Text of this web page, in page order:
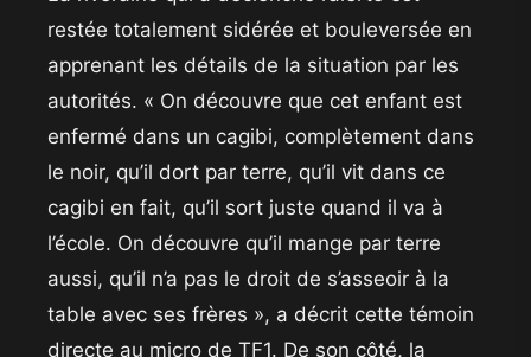
restée totalement sidérée et bouleversée en
apprenant les détails de la situation par les
autorités. « On découvre que cet enfant est
enfermé dans un cagibi, complètement dans
le noir, qu’il dort par terre, qu’il vit dans ce
cagibi en fait, qu’il sort juste quand il va à
l’école. On découvre qu’il mange par terre
aussi, qu’il n’a pas le droit de s’asseoir à la
table avec ses frères », a décrit cette témoin
directe au micro de TF1. De son côté, la